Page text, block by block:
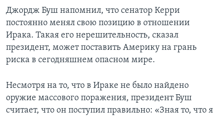
Джордж Буш напомнил, что сенатор Керри
постоянно менял свою позицию в отношении
Ирака. Такая его нерешительность, сказал
президент, может поставить Америку на грань
риска в сегодняшнем опасном мире.
Несмотря на то, что в Ираке не было найдено
оружие массового поражения, президент Буш
считает, что он поступил правильно: «Зная то, что я